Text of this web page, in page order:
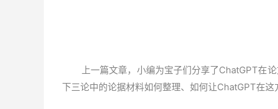
上一篇文章，小编为宝子们分享了ChatGPT在
下三论中的论据材料如何整理、如何让ChatGPT在这